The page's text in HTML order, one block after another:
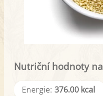
Nutriční hodnoty na
Energie: 376.00 kcal